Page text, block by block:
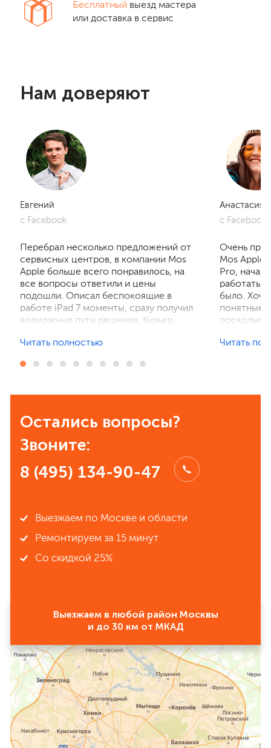
Бесплатный выезд мастера
или доставка в сервис
Нам доверяют
Евгений
с Facebook
Перебрал несколько предложений от
сервисных центров, в компании Mos
Apple больше всего понравилось, на
все вопросы ответили и цены
подошли. Описал беспокоящие в
работе iPad 7 моменты, сразу получил
возможные пути решения. Курьер
отзвонились по итогам осмотра,
порадовал, без лишнего ожидания и
рекомендовать всем знакомым.
Читать полностью
Анастасия
с Facebook
Очень
Mos
Pro, начал
работать,
было. Хочу
понятные
поскольку
Читать
Остались вопросы?
Звоните:
8 (495) 134-90-47
Выезжаем по Москве и области
Ремонтируем за 15 минут
Со скидкой 25%
Выезжаем в любой район Москвы
и до 30 км от МКАД